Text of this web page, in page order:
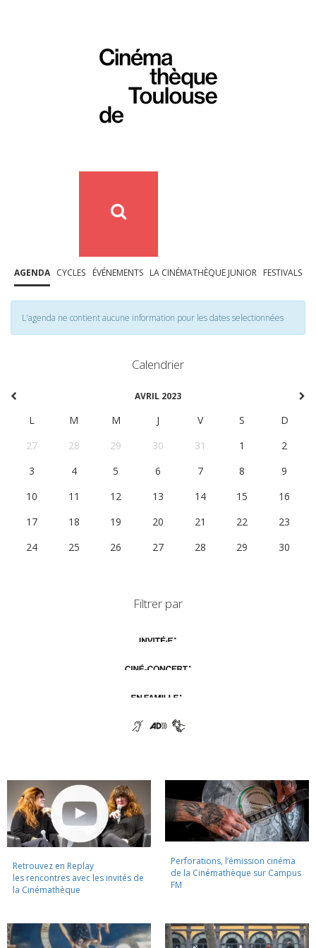
AGENDA CYCLES ÉVÉNEMENTS LA CINÉMATHÈQUE JUNIOR FESTIVALS
L'agenda ne contient aucune information pour les dates selectionnées
Calendrier
AVRIL 2023
L M M J V S
D
27
28 29 30 31 1
2
3
4 5 6 7 8
9
10
11 12 13 14 15
16
17
18 19 20 21 22
23
24
25 26 27 28 29 30
Filtrer par
Retrouvez en Replay
les rencontres avec les invités de
la Cinémathèque
Perforations, l’émission cinéma
de la Cinémathèque sur Campus
FM